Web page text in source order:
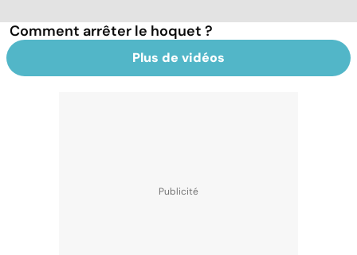
Comment arrêter le hoquet ?
Plus de vidéos